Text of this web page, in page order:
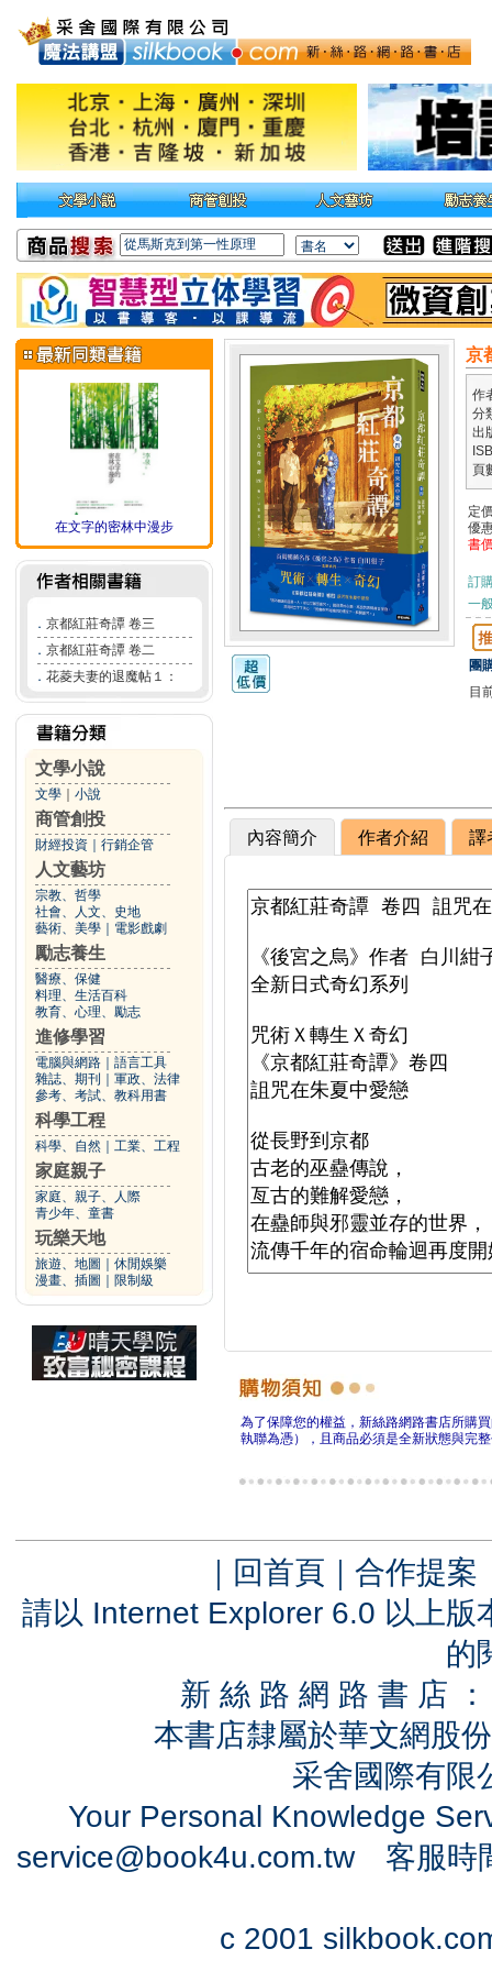
在文字的密林中漫步
． 京都紅莊奇譚 卷三
． 京都紅莊奇譚 卷二
． 花菱夫妻的退魔帖１：
文學小說
文學 小說
商管創投
財經投資 行銷企管
人文藝坊
宗教、哲學
社會、人文、史地
藝術、美學
電影戲劇
勵志養生
醫療、保健
料理、生活百科
教育、心理、勵志
進修學習
電腦與網路
語言工具
雜誌、期刊
軍政、法律
參考、考試、教科用書
科學工程
科學、自然 工業、工程
家庭親子
家庭、親子、人際
青少年、童書
玩樂天地
旅遊、地圖
休閒娛樂
漫畫、插圖
限制級
京
作
分
出
頁
定
優
書
訂
一
團
目
內容簡介 作者介紹 譯
為了保障您的權益，新絲路網路書店所購
執聯為憑），且商品必須是全新狀態與完
｜ 回首頁 ｜ 合作提案
請以 Internet Explorer 6.0 以上
的
新 絲 路 網 路 書 店
本書店隸屬於華文網股
采舍國際有
Your Personal Knowledge
service@book4u.com.tw客服時
c 2001